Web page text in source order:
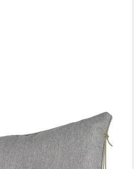
Gartenmöbel Rattanmöbel,